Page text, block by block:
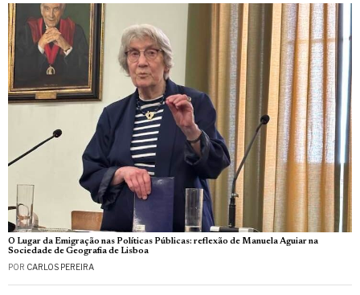
O Lugar da Emigração nas Políticas Públicas: reflexão de Manuela Aguiar na
Sociedade de Geografia de Lisboa
POR CARLOS PEREIRA